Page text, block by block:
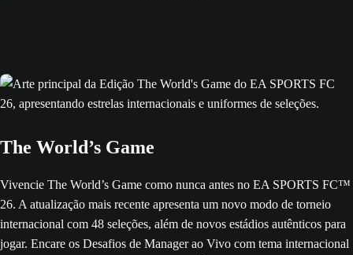
The World’s Game
Vivencie The World’s Game como nunca antes no EA SPORTS FC™
26. A atualização mais recente apresenta um novo modo de torneio
internacional com 48 seleções, além de novos estádios autênticos para
jogar. Encare os Desafios de Manager ao Vivo com tema internacional